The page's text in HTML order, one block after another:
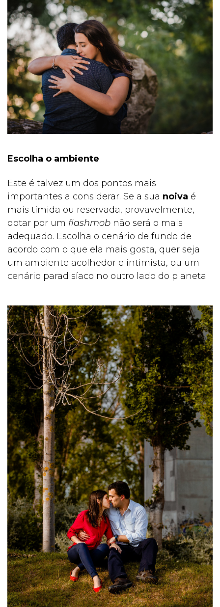
Escolha o ambiente
Este é talvez um dos pontos mais
importantes a considerar. Se a sua noiva é
mais tímida ou reservada, provavelmente,
optar por um flashmob não será o mais
adequado. Escolha o cenário de fundo de
acordo com o que ela mais gosta, quer seja
um ambiente acolhedor e intimista, ou um
cenário paradisíaco no outro lado do planeta.